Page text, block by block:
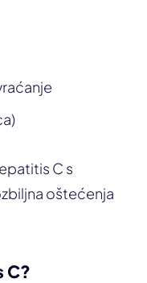
C s
oštećenja
C?